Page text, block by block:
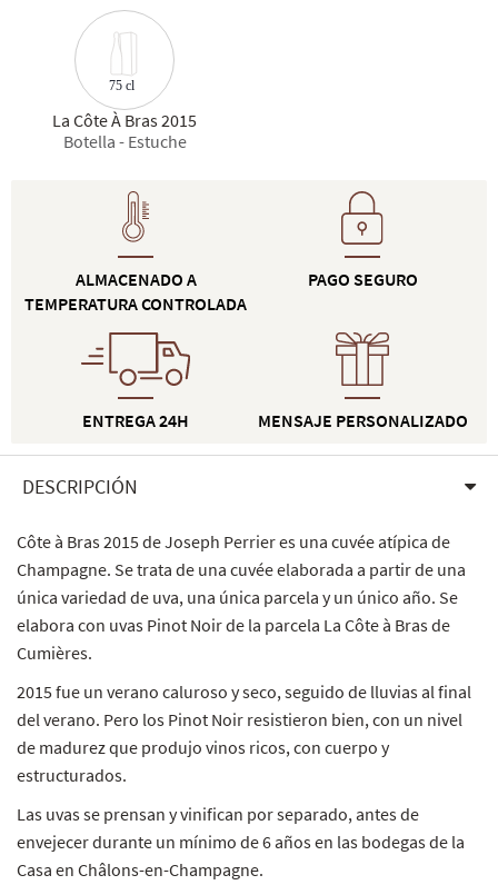
75 cl
La Côte À Bras 2015
Botella - Estuche
ALMACENADO A
TEMPERATURA CONTROLADA
ENTREGA 24H
PAGO SEGURO
MENSAJE PERSONALIZADO
DESCRIPCIÓN
Côte à Bras 2015 de Joseph Perrier es una cuvée atípica de
Champagne. Se trata de una cuvée elaborada a partir de una
única variedad de uva, una única parcela y un único año. Se
elabora con uvas Pinot Noir de la parcela La Côte à Bras de
Cumières.
2015 fue un verano caluroso y seco, seguido de lluvias al final
del verano. Pero los Pinot Noir resistieron bien, con un nivel
de madurez que produjo vinos ricos, con cuerpo y
estructurados.
Las uvas se prensan y vinifican por separado, antes de
envejecer durante un mínimo de 6 años en las bodegas de la
Casa en Châlons-en-Champagne.